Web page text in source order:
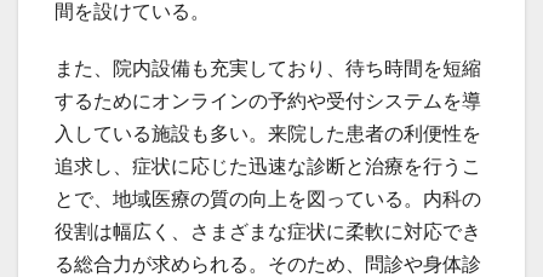
間を設けている。
また、院内設備も充実しており、待ち時間を短縮
するためにオンラインの予約や受付システムを導
入している施設も多い。来院した患者の利便性を
追求し、症状に応じた迅速な診断と治療を行うこ
とで、地域医療の質の向上を図っている。内科の
役割は幅広く、さまざまな症状に柔軟に対応でき
る総合力が求められる。そのため、問診や身体診